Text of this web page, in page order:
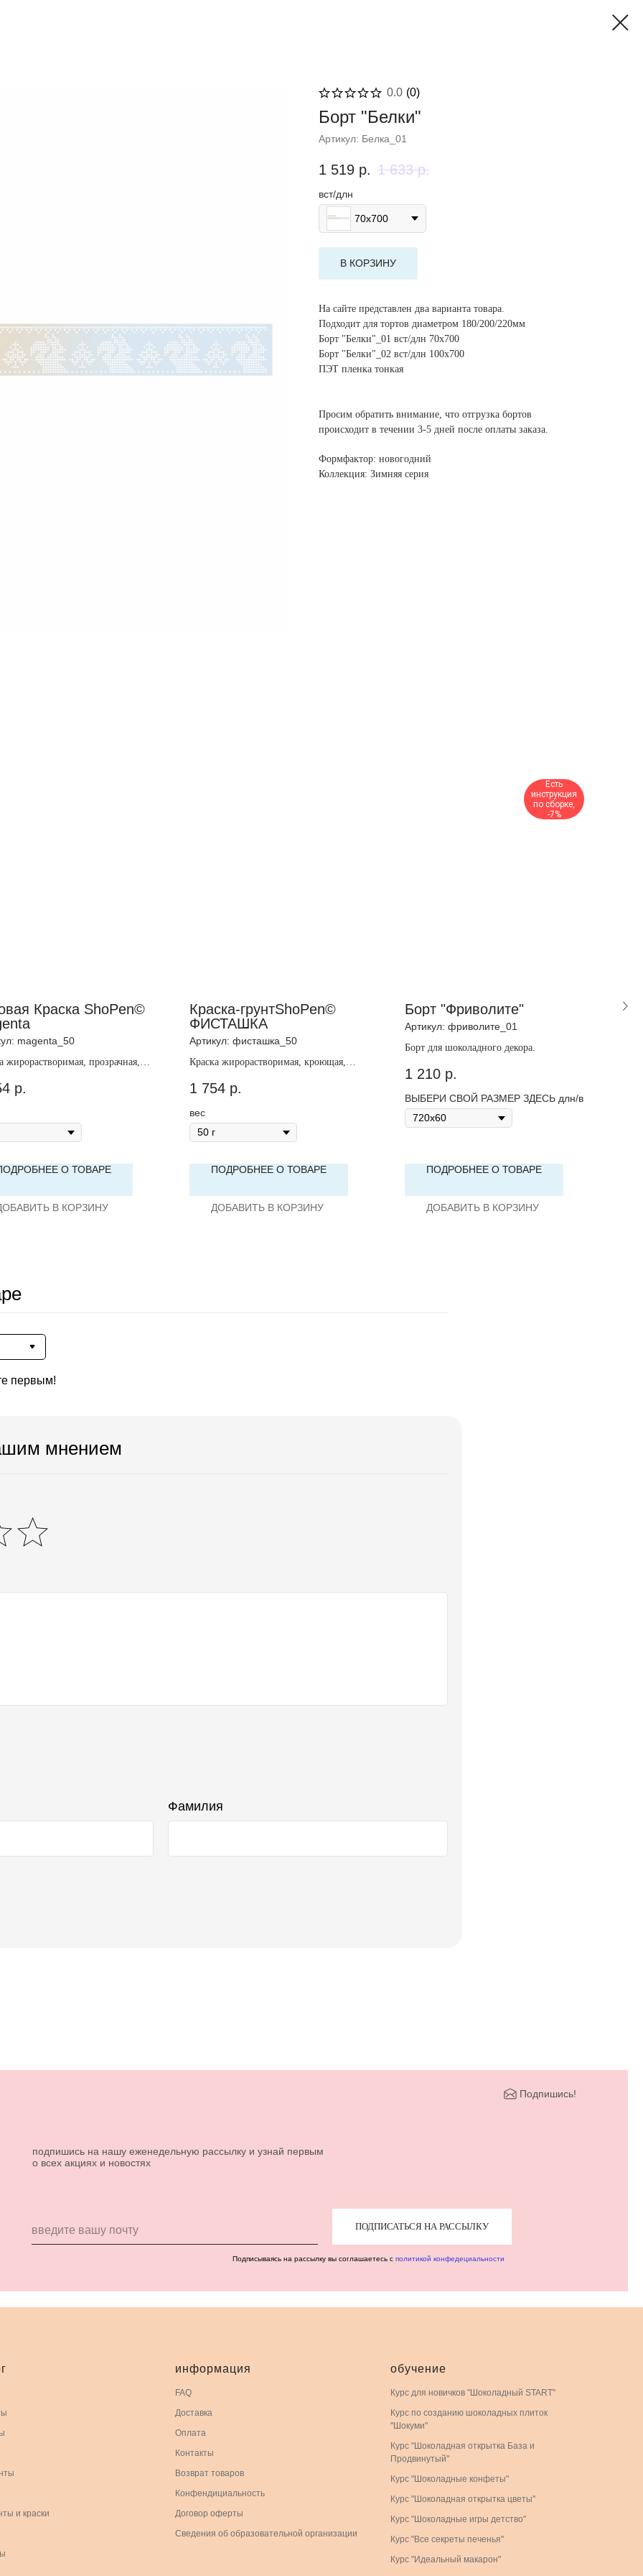
0.0 (0)
Борт "Белки"
Артикул: Белка_01
1 519 р. 1 633 р.
вст/длн
70x700
В КОРЗИНУ
На сайте представлен два варианта товара.
Подходит для тортов диаметром 180/200/220мм
Борт "Белки"_01 вст/длн 70х700
Борт "Белки"_02 вст/длн 100х700
ПЭТ пленка тонкая
Просим обратить внимание, что отгрузка бортов
происходит в течении 3-5 дней после оплаты заказа.
Формфактор: новогодний
Коллекция: Зимняя серия
Краска ShoPen©
magenta_50
жирорастворимая, прозрачная,
р.
О ТОВАРЕ
В КОРЗИНУ
Краска-грунтShoPen©
ФИСТАШКА
Артикул: фисташка_50
Краска жирорастворимая, кроющая,
1 754 р.
вес
ПОДРОБНЕЕ О ТОВАРЕ
ДОБАВИТЬ В КОРЗИНУ
Есть
инструкция
по сборке,
-7%
Борт "Фриволите"
Артикул: фриволите_01
Борт для шоколадного декора.
1 210 р.
ВЫБЕРИ СВОЙ РАЗМЕР ЗДЕСЬ длн/в
ПОДРОБНЕЕ О ТОВАРЕ
ДОБАВИТЬ В КОРЗИНУ
первым!
мнением
Фамилия
ПОДПИСАТЬСЯ НА РАССЫЛКУ
подпишись на нашу еженедельную рассылку и узнай первым
о всех акциях и новостях
Подпишись!
Подписываясь на рассылку вы соглашаетесь с политикой конфедециальности
и краски
информация
FAQ
Доставка
Оплата
Контакты
Возврат товаров
Конфендициальность
Договор оферты
Сведения об образовательной организации
обучение
Курс для новичков "Шоколадный START"
Курс по созданию шоколадных плиток
"Шокуми"
Курс "Шоколадная открытка База и
Продвинутый"
Курс "Шоколадные конфеты"
Курс "Шоколадная открытка цветы"
Курс "Шоколадные игры детство"
Курс "Все секреты печенья"
Курс "Идеальный макарон"